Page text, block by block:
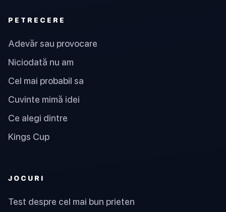
PETRECERE
Adevăr sau provocare
Niciodată nu am
Cel mai probabil sa
Cuvinte mimă idei
Ce alegi dintre
Kings Cup
JOCURI
Test despre cel mai bun prieten